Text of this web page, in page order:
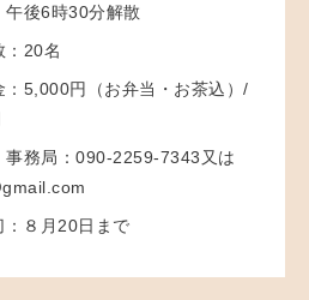
午後6時30分解散
名
円（お弁当・お茶込）/
090-2259-7343又は
20日まで